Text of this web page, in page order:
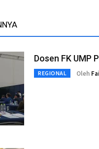
Dosen FK UMP
REGIONAL Oleh